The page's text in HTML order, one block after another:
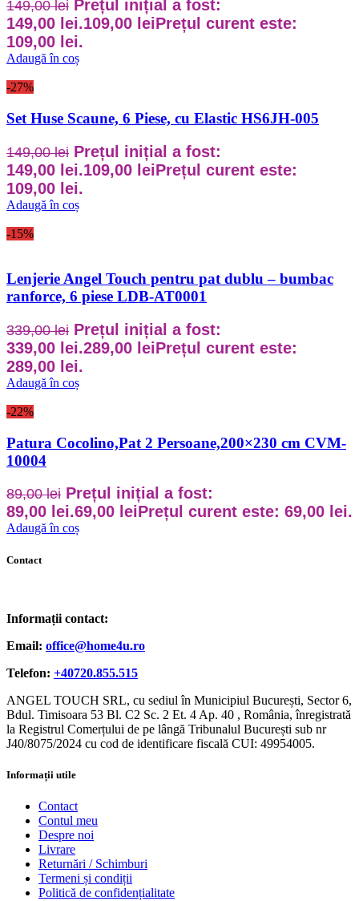
149,00lei Prețul inițial a fost:
149,00 lei.109,00 leiPrețul curent este:
109,00 lei.
Adaugă în coș
-27%
Set Huse Scaune, 6 Piese, cu Elastic HS6JH-005
149,00lei Prețul inițial a fost:
149,00 lei.109,00 leiPrețul curent este:
109,00 lei.
Adaugă în coș
-15%
Lenjerie Angel Touch pentru pat dublu – bumbac
ranforce, 6 piese LDB-AT0001
339,00lei Prețul inițial a fost:
339,00 lei.289,00 leiPrețul curent este:
289,00 lei.
Adaugă în coș
-22%
Patura Cocolino,Pat 2 Persoane,200×230 cm CVM-
10004
89,00lei Prețul inițial a fost:
89,00 lei.69,00 leiPrețul curent este: 69,00 lei.
Adaugă în coș
Contact
Informații contact:
Email: office@home4u.ro
Telefon: +40720.855.515
ANGEL TOUCH SRL, cu sediul în Municipiul București, Sector 6,
Bdul. Timisoara 53 Bl. C2 Sc. 2 Et. 4 Ap. 40 , România, înregistrată
la Registrul Comerțului de pe lângă Tribunalul București sub nr
J40/8075/2024 cu cod de identificare fiscală CUI: 49954005.
Informații utile
Contact
Contul meu
Despre noi
Livrare
Returnări / Schimburi
Termeni și condiții
Politică de confidențialitate